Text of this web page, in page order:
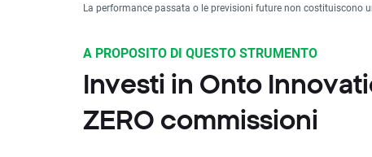
La performance passata o le previsioni future non costituiscono
A PROPOSITO DI QUESTO STRUMENTO
Investi in Onto
ZERO commissioni